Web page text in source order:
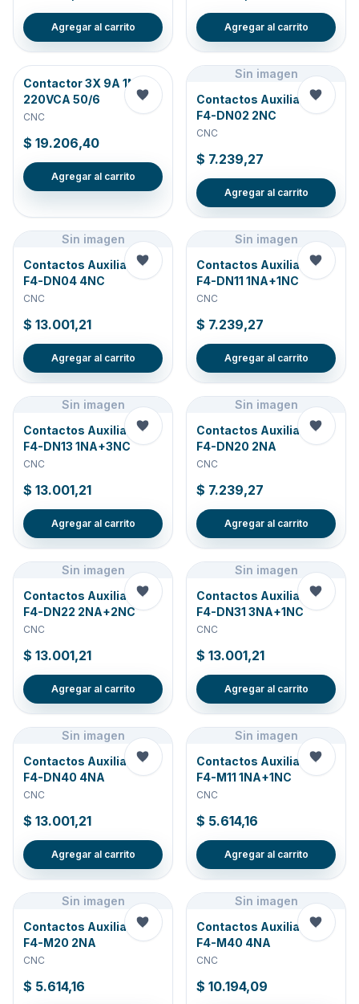
Agregar al carrito Agregar al carrito
Contactor 3X 9A 1NC
220VCA 50/6
CNC
$ 19.206,40
Agregar al carrito
Sin imagen
Contactos Auxiliares P-
F4-DN02 2NC
CNC
$ 7.239,27
Agregar al carrito
Sin imagen
Contactos Auxiliares P-
F4-DN04 4NC
CNC
$ 13.001,21
Agregar al carrito
Sin imagen
Contactos Auxiliares P-
F4-DN11 1NA+1NC
CNC
$ 7.239,27
Agregar al carrito
Sin imagen
Contactos Auxiliares P-
F4-DN13 1NA+3NC
CNC
$ 13.001,21
Agregar al carrito
Sin imagen
Contactos Auxiliares P-
F4-DN20 2NA
CNC
$ 7.239,27
Agregar al carrito
Sin imagen
Contactos Auxiliares P-
F4-DN22 2NA+2NC
CNC
$ 13.001,21
Agregar al carrito
Sin imagen
Contactos Auxiliares P-
F4-DN31 3NA+1NC
CNC
$ 13.001,21
Agregar al carrito
Sin imagen
Contactos Auxiliares P-
F4-DN40 4NA
CNC
$ 13.001,21
Agregar al carrito
Sin imagen
Contactos Auxiliares P-
F4-M11 1NA+1NC
CNC
$ 5.614,16
Agregar al carrito
Sin imagen
Contactos Auxiliares P-
F4-M20 2NA
CNC
$ 5.614,16
Sin imagen
Contactos Auxiliares P-
F4-M40 4NA
CNC
$ 10.194,09